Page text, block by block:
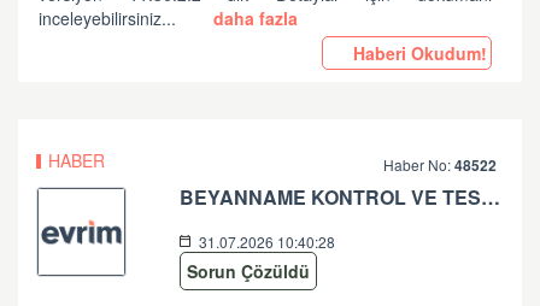
inceleyebilirsiniz...
daha fazla
Haberi Okudum!
HABER Haber No:48522
BEYANNAME KONTROL VE TESCİL İŞLEMLERİNDE ALINAN HATALAR HK
31.07.2026 10:40:28
Sorun Çözüldü